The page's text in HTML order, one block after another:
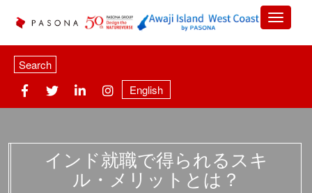
Search
English
インド就職で得られるスキ
ル・メリットとは？